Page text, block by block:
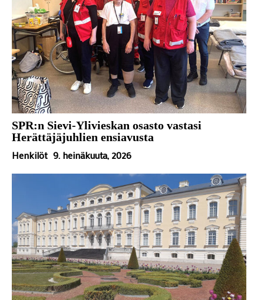
SPR:n Sievi-Ylivieskan osasto vastasi
Herättäjäjuhlien ensiavusta
Henkilöt 9. heinäkuuta, 2026